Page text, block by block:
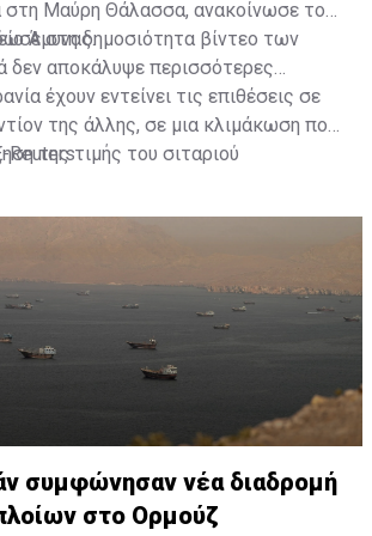
στη Μαύρη Θάλασσα, ανακοίνωσε το
Άμυνας.
στη δημοσιότητα βίντεο των
δεν αποκάλυψε περισσότερες
έχουν εντείνει τις επιθέσεις σε
της άλλης, σε μια κλιμάκωση που
της τιμής του σιταριού
τα Στενά του Ορμούζ, που θα
συμφώνησαν νέα διαδρομή
στο Ορμούζ